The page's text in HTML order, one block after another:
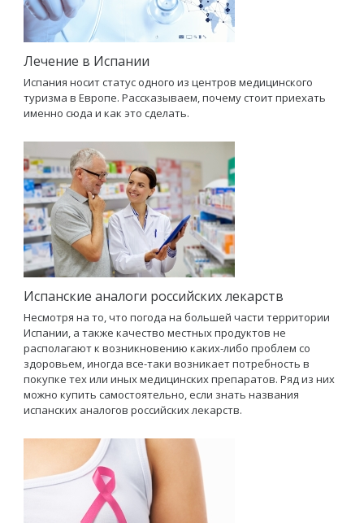
Лечение в Испании
Испания носит статус одного из центров медицинского
туризма в Европе. Рассказываем, почему стоит приехать
именно сюда и как это сделать.
Испанские аналоги российских лекарств
Несмотря на то, что погода на большей части территории
Испании, а также качество местных продуктов не
располагают к возникновению каких-либо проблем со
здоровьем, иногда все-таки возникает потребность в
покупке тех или иных медицинских препаратов. Ряд из них
можно купить самостоятельно, если знать названия
испанских аналогов российских лекарств.